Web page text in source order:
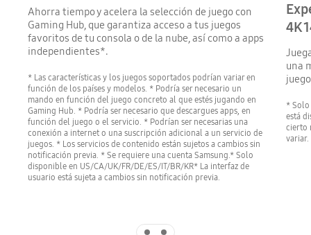
Ahorra tiempo y acelera la selección de juego con
Gaming Hub, que garantiza acceso a tus juegos
favoritos de tu consola o de la nube, así como a apps
independientes*.
* Las características y los juegos soportados podrían variar en
función de los países y modelos. * Podría ser necesario un
mando en función del juego concreto al que estés jugando en
Gaming Hub. * Podría ser necesario que descargues apps, en
función del juego o el servicio. * Podrían ser necesarias una
conexión a internet o una suscripción adicional a un servicio de
juegos. * Los servicios de contenido están sujetos a cambios sin
notificación previa. * Se requiere una cuenta Samsung.* Solo
disponible en US/CA/UK/FR/DE/ES/IT/BR/KR* La interfaz de
usuario está sujeta a cambios sin notificación previa.
4K
una
* Solo
está
cierto
variar.